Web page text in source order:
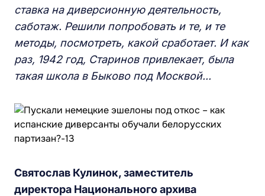
ставка надиверсионную деятельность,
саботаж. Решили попробовать и те, и те
методы, посмотреть, какой сработает. И как
раз, 1942 год, Старинов привлекает, была
такая школа в Быково под Москвой...
Святослав Кулинок, заместитель
директора Национального архива